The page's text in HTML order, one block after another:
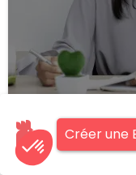
Créer une
ambitieux et
rédaction des
social de votre